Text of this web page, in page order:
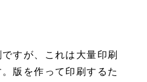
すが、これは大量印刷
版を作って印刷するた